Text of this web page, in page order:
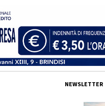
NEWSLETTER